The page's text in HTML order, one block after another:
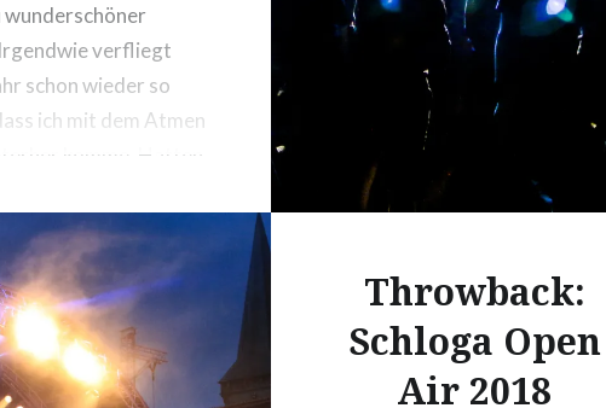
wunderschöner
verfliegt
schon wieder so
ich mit dem Atmen
komme. Hatten
ich nicht gerade noch
Anthem in Köln
zu vergessen, in
beim Punkrock
Throwback:
Schloga Open
Air 2018